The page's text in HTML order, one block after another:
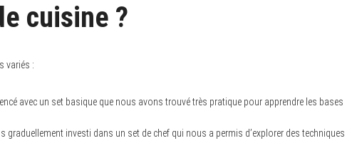
cuisine ?
variés :
avec un set basique que nous avons trouvé très pratique pour apprendre les bases
investi dans un set de chef qui nous a permis d’explorer des techniques